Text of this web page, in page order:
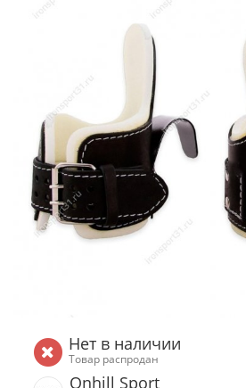
Нет в наличии
Товар распродан
Onhill Sport